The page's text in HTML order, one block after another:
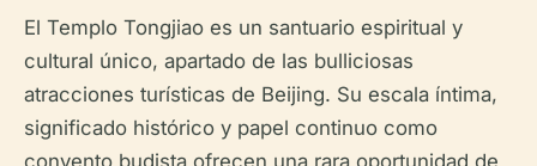
El Templo Tongjiao es un santuario espiritual y
cultural único, apartado de las bulliciosas
atracciones turísticas de Beijing. Su escala íntima,
significado histórico y papel continuo como
convento budista ofrecen una rara oportunidad de